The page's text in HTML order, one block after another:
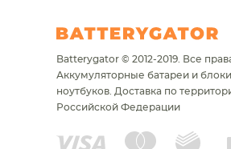
Batterygator © 2012-2019. Все
Аккумуляторные батареи и
ноутбуков. Доставка по
Российской Федерации